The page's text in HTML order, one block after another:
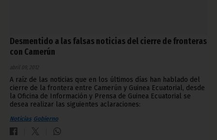
Desmentido a las falsas noticias del cierre de fronteras
con Camerún
abril 09, 2012
A raíz de las noticias que en los últimos días han hablado del
cierre de la frontera entre Camerún y Guinea Ecuatorial, desde
la Oficina de Información y Prensa de Guinea Ecuatorial se
desea realizar las siguientes aclaraciones:
Noticias Gobierno